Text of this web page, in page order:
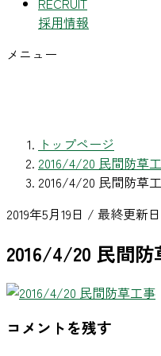
採用情報
メニュー
トップページ
2016/4/20 民間防草
2016/4/20 民間防草
2019年5月19日 / 最終更新
2016/4/20 民間防
コメントを残す